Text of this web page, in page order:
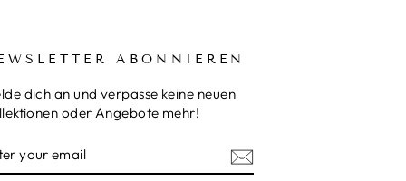
ABONNIEREN
dich an und verpasse keine neuen
oder Angebote mehr!